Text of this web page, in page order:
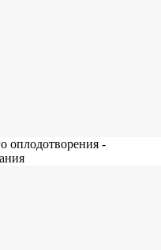
оплодотворения -